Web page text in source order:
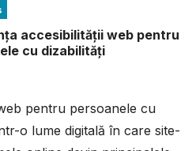
accesibilității web pentru
cu dizabilități
pentru persoanele cu
o lume digitală în care site-